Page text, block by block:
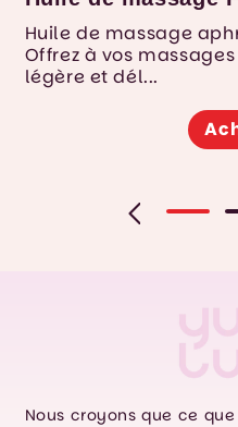
Huile de massage
Offrez à vos
légère et dél...
Nous croyons que ce